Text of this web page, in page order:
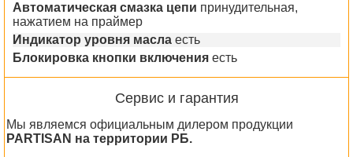
Автоматическая смазка цепи принудительная,
нажатием на праймер
Индикатор уровня масла есть
Блокировка кнопки включения есть
Сервис и гарантия
Мы являемся официальным дилером продукции
PARTISAN на территории РБ.